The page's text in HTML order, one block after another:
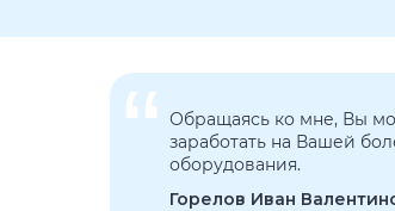
“
Обращаясь ко мне, Вы
заработать на Вашей
оборудования.
Горелов Иван